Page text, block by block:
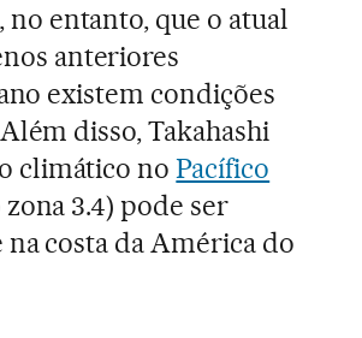
entanto, que o atual
anteriores
existem condições
disso, Takahashi
climático noPacífico
3.4) pode ser
costa da América do